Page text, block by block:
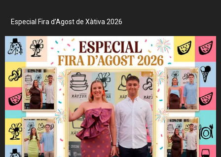
Especial Fira d’Agost de Xàtiva 2026